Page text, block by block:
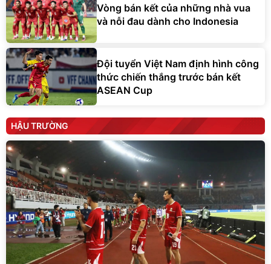
Vòng bán kết của những nhà vua
và nỗi đau dành cho Indonesia
Đội tuyển Việt Nam định hình công
thức chiến thắng trước bán kết
ASEAN Cup
HẬU TRƯỜNG